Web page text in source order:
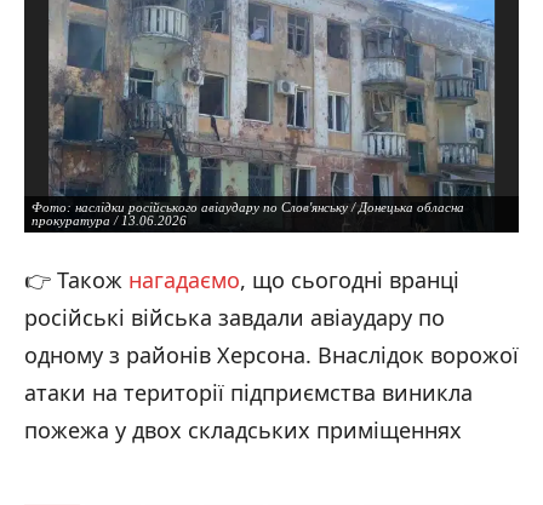
Фото: наслідки російського авіаудару по Слов'янську / Донецька обласна
прокуратура / 13.06.2026
👉 Також нагадаємо, що сьогодні вранці
російські війська завдали авіаудару по
одному з районів Херсона. Внаслідок ворожої
атаки на території підприємства виникла
пожежа у двох складських приміщеннях